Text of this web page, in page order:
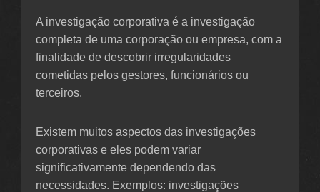
A investigação corporativa é a investigação
completa de uma corporação ou empresa, com a
finalidade de descobrir irregularidades
cometidas pelos gestores, funcionários ou
terceiros.
Existem muitos aspectos das investigações
corporativas e eles podem variar
significativamente dependendo das
necessidades. Exemplos: investigações